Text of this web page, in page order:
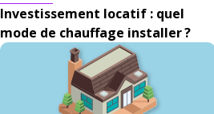
Investissement locatif : quel
mode de chauffage installer ?